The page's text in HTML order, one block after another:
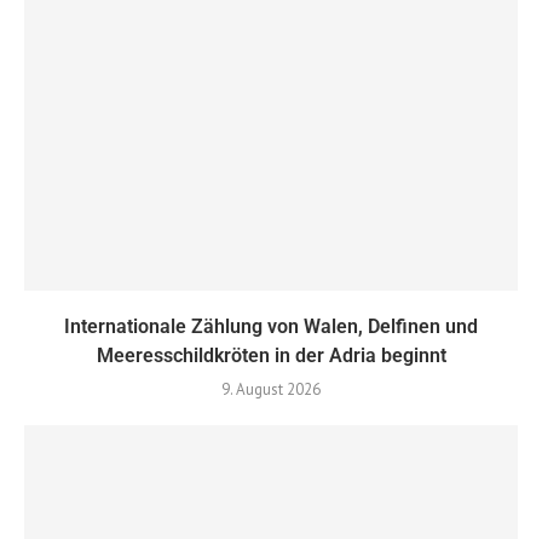
Internationale Zählung von Walen, Delfinen und
Meeresschildkröten in der Adria beginnt
9. August 2026